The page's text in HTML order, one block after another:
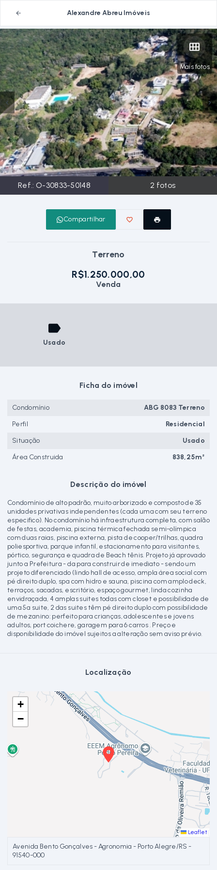
Alexandre Abreu Imóveis
Mais fotos
Ref.:O-30833-50148 2 fotos
Compartilhar
Terreno
R$1.250.000,00
Venda
Usado
Descrição do imóvel
Condomínio de alto padrão, muito arborizado e composto de 35
unidades privativas independentes (cada uma com seu terreno
especifico). No condomínio há infraestrutura completa, com salão
de festas, academia, piscina térmica fechada semi-olímpica
com duas raias, piscina externa, pista de cooper/trilhas, quadra
poliesportiva, parque infantil, estacionamento para visitantes,
pórtico, segurança e quadra de Beach tênis. Projeto já aprovado
junto a Prefeitura - da para construir de imediato - sendo um
projeto diferenciado (lindo hall de acesso, ampla área social com
pé direito duplo, spa com hidro e sauna, piscina com amplo deck,
terraços, sacadas, escritório, espaço gourmet, linda cozinha
envidraçada, 4 amplas suites todas com closet e possibilidade de
uma 5a suite, 2 das suites têm pé direito duplo com possibilidade
de mezanino: perfeito para crianças, adolescentes e jovens
adultos, port coichere, garagem para 6 carros . Preço e
disponibilidade do imóvel sujeitos a alteração sem aviso prévio.
Localização
+
−
Leaflet
Avenida Bento Gonçalves - Agronomia - Porto Alegre/RS -
91540-000
Ficha do imóvel
Condomínio
ABG 8083 Terreno
Perfil
Residencial
Situação
Usado
Área Construida
838,25m²